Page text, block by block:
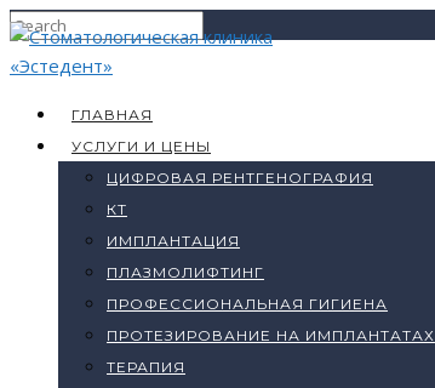
ГЛАВНАЯ
УСЛУГИ И ЦЕНЫ
ЦИФРОВАЯ РЕНТГЕНОГРАФИЯ
КТ
ИМПЛАНТАЦИЯ
ПЛАЗМОЛИФТИНГ
ПРОФЕССИОНАЛЬНАЯ ГИГИЕНА
ПРОТЕЗИРОВАНИЕ НА ИМПЛАНТАТАХ
ТЕРАПИЯ